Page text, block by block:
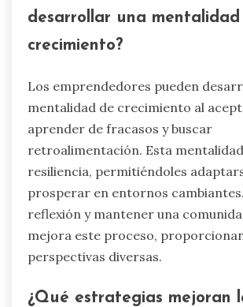
desarrollar una mentalidad
crecimiento?
Los emprendedores pueden
mentalidad de crecimiento al
aprender de fracasos y buscar
retroalimentación. Esta
resiliencia, permitiéndoles
prosperar en entornos
reflexión y mantener una
mejora este proceso,
perspectivas diversas.
¿Qué estrategias mejoran